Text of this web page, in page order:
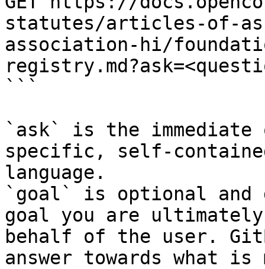
statutes/articles-of-
association-hi/
```
`ask` is the
specific, self-
language.
`goal` is optional and
goal you are
behalf of the user.
answer towards what